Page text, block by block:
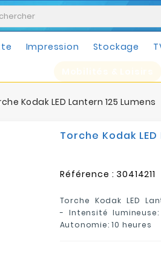
Impression Stockage
Kodak LED Lantern 125 Lumens
Torche Kodak
Référence : 30414211
Torche Kodak LED
-Intensité
Autonomie: 10 heures